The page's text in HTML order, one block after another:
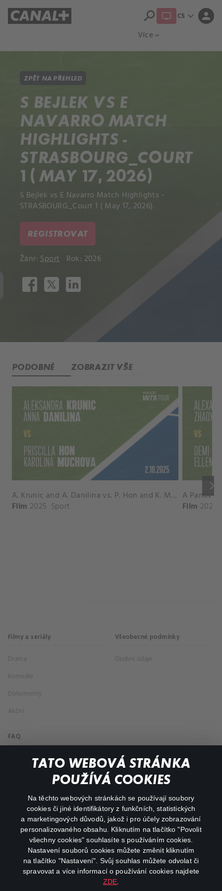
TATO WEBOVÁ STRÁNKA
POUŽÍVÁ COOKIES
Na těchto webových stránkách se používají soubory
cookies či jiné identifikátory z funkčních, statistických
a marketingových důvodů, jakož i pro účely zobrazování
personalizovaného obsahu. Kliknutím na tlačítko "Povolit
všechny cookies" souhlasíte s používáním cookies.
Nastavení souborů cookies můžete změnit kliknutím
na tlačítko "Nastavení". Svůj souhlas můžete odvolat či
spravovat a více informací o používání cookies najdete
ZDE
Více expand_more
search CS expand_more person
ZPĚT NA PŘEHLED
S BEJLEK VS E
NAVARRO MATCH
HIGHLIGHTS -
STRASBOURG_COURT
1 ( MAY 17, 2026)
S Bejlek vs E Navarro Match Highlights -
STRASBOURG_Court 1 ( May 17, 2026).
REGISTROVAT
Žánr:Sport Rok: 2026
PODOBNÉ ZOBRAZIT VŠE
keyboard_arrow_right
A. Krunic and A. Danilina vs. P. Hon and K. Muchova Match Highlights - BEIJING_Capital Group Diamond ( October 02, 2025)
Film 2025 Sport Film 2026
Filmy a seriály
Drama
Komedie
Dokumenty
Akční
Všeobecné podmínky
Osobní údaje
FAQ
Můj účet
Důležité odkazy
facebookinstagram
youtube